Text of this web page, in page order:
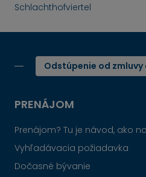
Schlachthofviertel
Odstúpenie od
PRENÁJOM
Prenájom? Tu je návod, ako
Vyhľadávacia požiadavka
Dočasné bývanie